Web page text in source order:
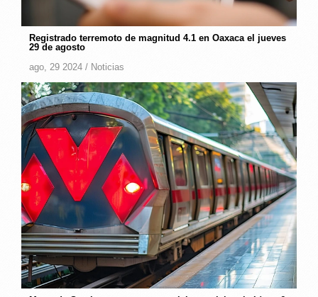
Registrado terremoto de magnitud 4.1 en Oaxaca el jueves
29 de agosto
ago, 29 2024 / Noticias